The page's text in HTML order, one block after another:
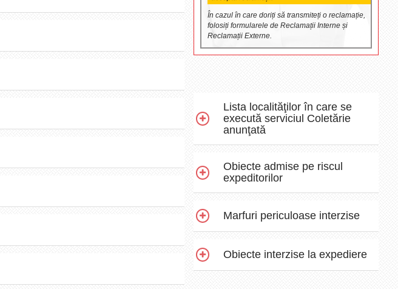
În cazul în care doriți să transmiteți o reclamație,
folosiți formularele de Reclamații Interne și
Reclamații Externe.
Lista localităţilor în care se
execută serviciul Coletărie
anunţată
Obiecte admise pe riscul
expeditorilor
Marfuri periculoase interzise
Obiecte interzise la expediere